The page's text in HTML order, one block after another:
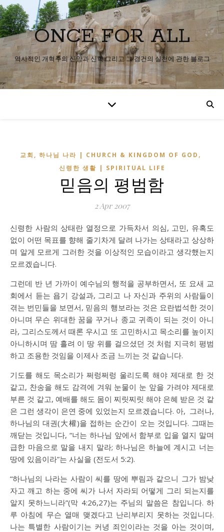
ONCE FOR ALL
역사적인 개혁주의 신앙과 신학 그리고 그 경건의 실천에 관한 블로그
교회, 하나님 나라 | CHURCH & KINGDOM OF GOD ,
신령한 생활 | SPIRITUAL LIFE
믿음의 평범함
2 Apr 2007
신령한 사람의 상태란 열정으로 가득차서 의심, 고민, 유혹도
없이 어떤 목표를 향해 줄기차게 달려 나가는 상태라고 상상하
며 알게 모르게 그러한 것을 이상적인 모습이라고 생각했는지
모르겠습니다.
그런데 반 년 가까이 예수님의 행적을 공부하면서, 또 요새 교
회에서 듣는 욥기 강설과, 그리고 나 자신과 주위의 사람들이
겪는 번민들을 보면서, 믿음의 행보라는 것은 요란법석한 것이
아니며 무슨 위대한 꿈을 꾸거나 종교 귀족이 되는 것이 아니
라, 그리스도께서 때론 우시고 또 고민하시고 목소리를 높이지
아니하시며 땀 흘려 이 땅 위를 걸으셨던 것 처럼 지극히 평범
하고 조용한 것임을 이제사 조금 느끼는 것 같습니다.
기도를 해도 목소리가 쩌렁쩌렁 울리도록 해야 제대로 한 것
같고, 찬송을 해도 감격에 겨워 눈물이 눈 앞을 가려야 제대로
부른 것 같고, 예배를 해도 몸이 찌릿찌릿 해야 은혜 받은 것 같
은 그런 생각이 은연 중에 있었는지 모르겠습니다. 아, 그러나,
하나님의 대권(大權)을 접하는 순간이 오는 것입니다. 그때는
깨닫는 것입니다, “너는 하나님 앞에서 함부로 입을 열지 말며
급한 마음으로 말을 내지 말라; 하나님은 하늘에 계시고 너는
땅에 있음이라”는 사실을 (전도서 5:2).
“하나님의 나라는 사람이 씨를 땅에 뿌림과 같으니 그가 밤낮
자고 깨고 하는 중에 씨가 나서 자라되 어떻게 그리 되는지를
알지 못하느니라”(막 4:26,27)는 주님의 말씀은 참입니다. 하
루 아침에 무슨 열매 맺겠다고 난리부리지 못하는 것입니다.
나는 특별한 사람이기는 커녕 죄인이라는 것을 아는 것이며,